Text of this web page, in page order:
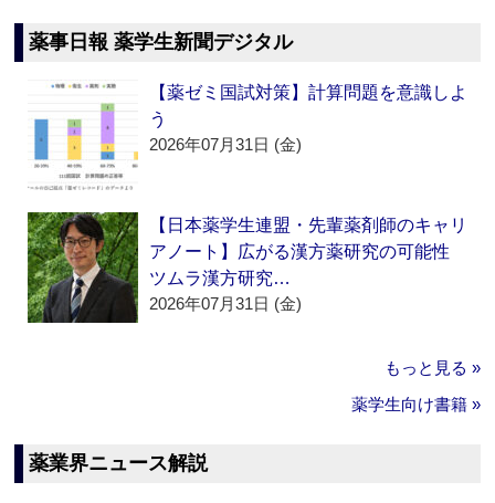
薬事日報 薬学生新聞デジタル
【薬ゼミ国試対策】計算問題を意識しよ
う
2026年07月31日 (金)
【日本薬学生連盟・先輩薬剤師のキャリ
アノート】広がる漢方薬研究の可能性
ツムラ漢方研究…
2026年07月31日 (金)
もっと見る »
薬学生向け書籍 »
薬業界ニュース解説